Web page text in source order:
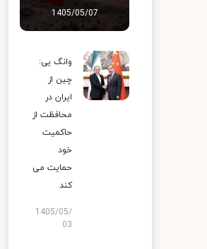
1405/05/07
وانگ یی:
چین از
ایران در
محافظت از
حاکمیت
خود
حمایت می
کند
1405/05/
03